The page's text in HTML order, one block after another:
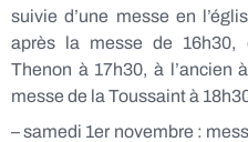
suivie d’une messe en
après la messe de 16h30,
Thenon à 17h30, à l’ancien
messe de la Toussaint à
– samedi 1er novembre :